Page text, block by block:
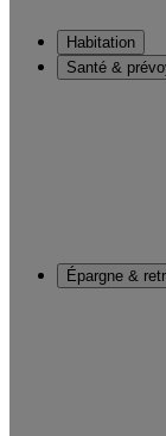
Habitation
Santé &
Épargne &